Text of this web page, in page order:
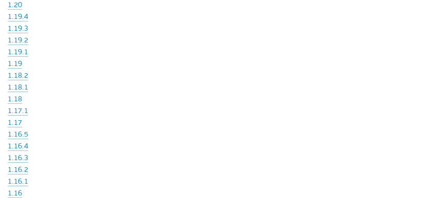
1.20
1.19.4
1.19.3
1.19.2
1.19.1
1.19
1.18.2
1.18.1
1.18
1.17.1
1.17
1.16.5
1.16.4
1.16.3
1.16.2
1.16.1
1.16